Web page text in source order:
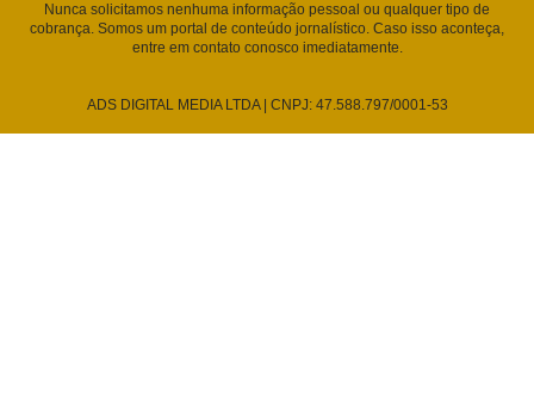
Nunca solicitamos nenhuma informação pessoal ou qualquer tipo de
cobrança. Somos um portal de conteúdo jornalístico. Caso isso aconteça,
entre em contato conosco imediatamente.
ADS DIGITAL MEDIA LTDA | CNPJ: 47.588.797/0001-53